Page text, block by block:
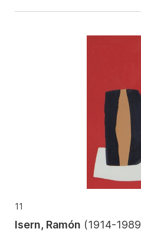
11
Isern, Ramón (1914-1989